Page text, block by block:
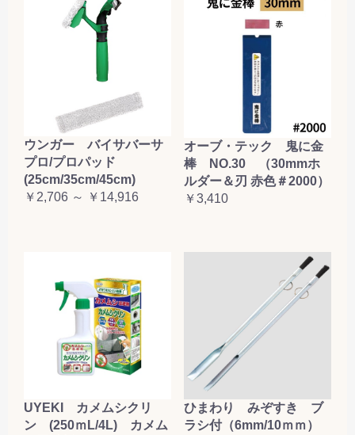
お買い物を続ける カートへ進む
ウンガー バイサバーサ
プロ/プロパッド
(25cm/35cm/45cm)
￥2,706 ～ ￥14,916
オーブ・テック 鬼に金
棒 NO.30 （30mmホ
ルダー＆刃 赤色＃2000）
￥3,410
UYEKI カメムシクリ
ン (250ｍL/4L) カメム
ひまわり みぞすき ブ
ラシ付（6mm/10ｍｍ）